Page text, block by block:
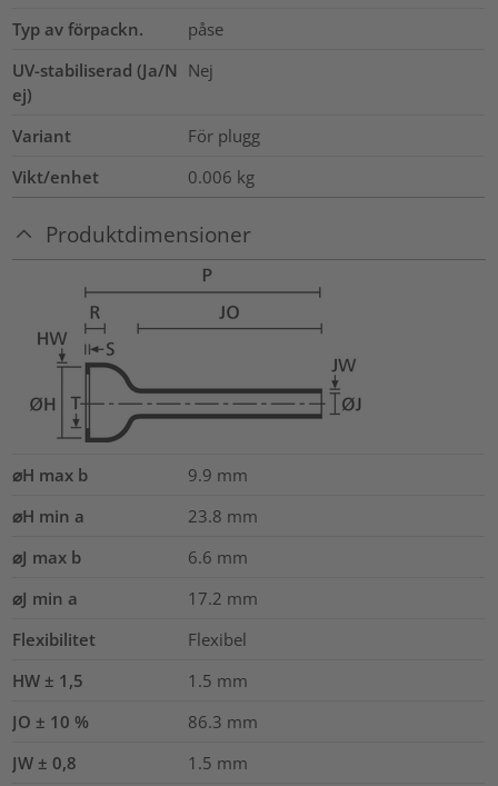
Typ av förpackn.
påse
UV-stabiliserad (Ja/N
ej)
Nej
Variant
För plugg
Vikt/enhet
0.006 kg
Produktdimensioner
⌀H max b 9.9 mm
⌀H min a
23.8 mm
⌀J max b
6.6 mm
⌀J min a
17.2 mm
Flexibilitet
Flexibel
HW ± 1,5
1.5 mm
JO ± 10 %
86.3 mm
JW ± 0,8
1.5 mm